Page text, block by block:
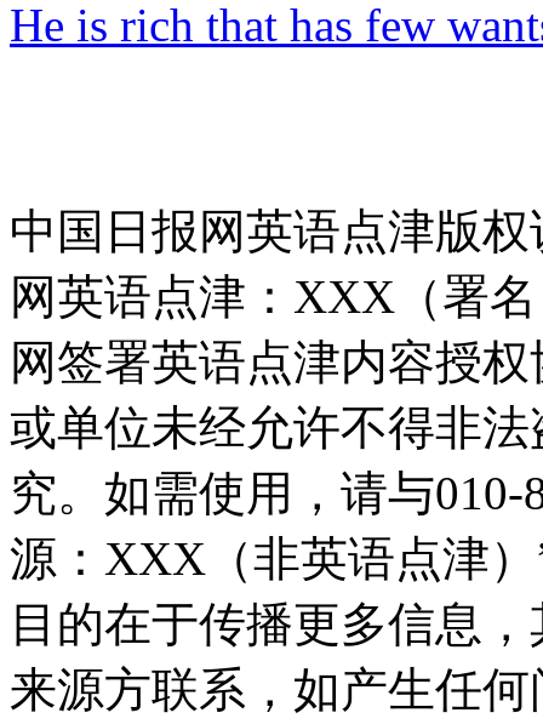
He is rich that has few
中国日报网英语点津版
网英语点津：XXX（署
网签署英语点津内容授
或单位未经允许不得非
究。如需使用，请与010-
源：XXX（非英语点津
目的在于传播更多信息
来源方联系，如产生任